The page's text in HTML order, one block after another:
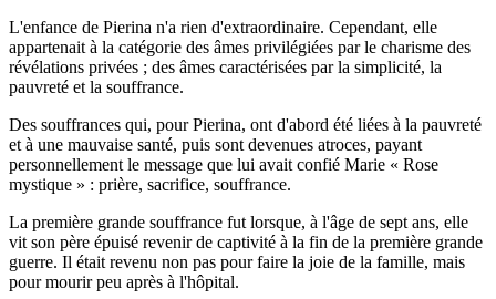
L'enfance de Pierina n'a rien d'extraordinaire. Cependant, elle
appartenait à la catégorie des âmes privilégiées par le charisme des
révélations privées ; des âmes caractérisées par la simplicité, la
pauvreté et la souffrance.
Des souffrances qui, pour Pierina, ont d'abord été liées à la pauvreté
et à une mauvaise santé, puis sont devenues atroces, payant
personnellement le message que lui avait confié Marie « Rose
mystique » : prière, sacrifice, souffrance.
La première grande souffrance fut lorsque, à l'âge de sept ans, elle
vit son père épuisé revenir de captivité à la fin de la première grande
guerre. Il était revenu non pas pour faire la joie de la famille, mais
pour mourir peu après à l'hôpital.